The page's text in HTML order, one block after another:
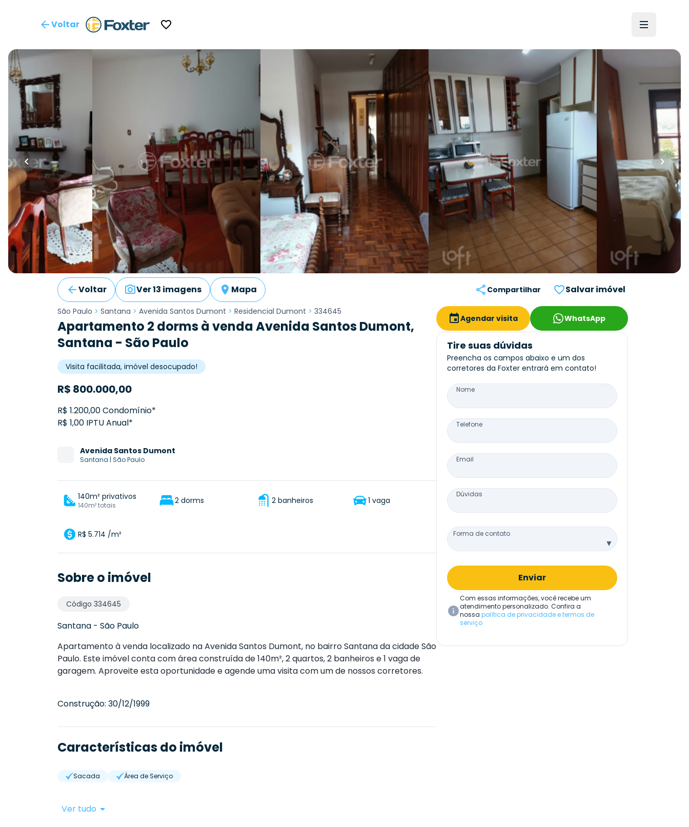
Voltar
Voltar Ver 13 imagens Mapa Compartilhar Salvar imóvel
São Paulo > Santana > Avenida Santos Dumont > Residencial Dumont > 334645
Apartamento 2 dorms à venda Avenida Santos Dumont,
Santana - São Paulo
Visita facilitada, imóvel desocupado!
R$ 800.000,00
R$ 1.200,00 Condomínio*
R$ 1,00 IPTU Anual*
Avenida Santos Dumont
Santana | São Paulo
140m² privativos
140m² totais 2 dorms 2 banheiros 1 vaga
R$ 5.714 /m²
Sobre o imóvel
Código 334645
Santana - São Paulo
Apartamento à venda localizado na Avenida Santos Dumont, no bairro Santana da cidade São
Paulo. Este imóvel conta com área construída de 140m², 2 quartos, 2 banheiros e 1 vaga de
garagem. Aproveite esta oportunidade e agende uma visita com um de nossos corretores.
Construção: 30/12/1999
Características do imóvel
Sacada Área de Serviço
Ver tudo
Agendar visita WhatsApp
Tire suas dúvidas
Preencha os campos abaixo e um dos
corretores da Foxter entrará em contato!
Nome
Telefone
Email
Dúvidas
Forma de contato
▼
Enviar
Com essas informações, você recebe um
atendimento personalizado. Confira a
nossa política de privacidade e termos de
serviço